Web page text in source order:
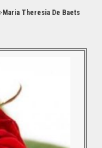
Maria Theresia De Baets